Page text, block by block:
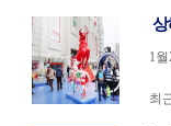
상
1
최